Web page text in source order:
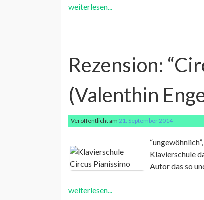
weiterlesen...
Rezension:
(Valenthin
Veröffentlicht am 21. September 2014
Klavierschule
Autor das so
weiterlesen...